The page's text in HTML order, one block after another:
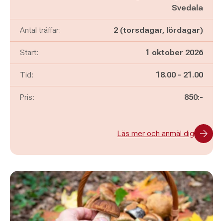
Svedala
Antal träffar: 2 (torsdagar, lördagar)
Start: 1 oktober 2026
Tid: Pågår mellan
18.00 - och
21.00
Pris: 850:-
Läs mer och anmäl dig